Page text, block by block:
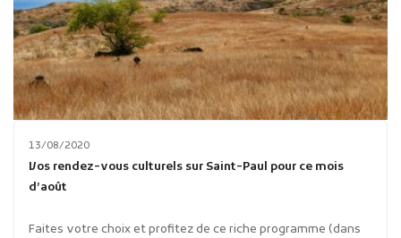
13/08/2020
Vos rendez-vous culturels sur Saint-Paul pour ce mois
d’août
Faites votre choix et profitez de ce riche programme (dans